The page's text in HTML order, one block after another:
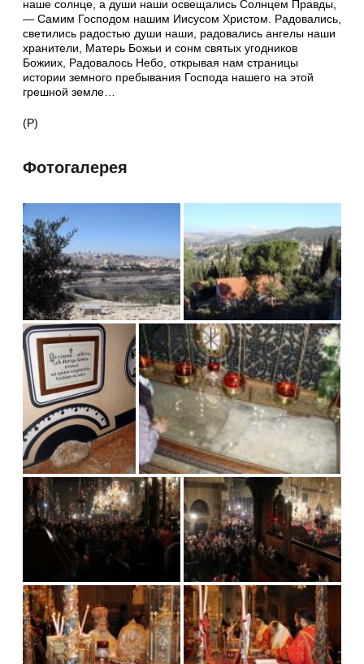
наше солнце, а души наши освещались Солнцем Правды,
— Самим Господом нашим Иисусом Христом. Радовались,
светились радостью души наши, радовались ангелы наши
хранители, Матерь Божьи и сонм святых угодников
Божиих, Радовалось Небо, открывая нам страницы
истории земного пребывания Господа нашего на этой
грешной земле…
(Р)
Фотогалерея